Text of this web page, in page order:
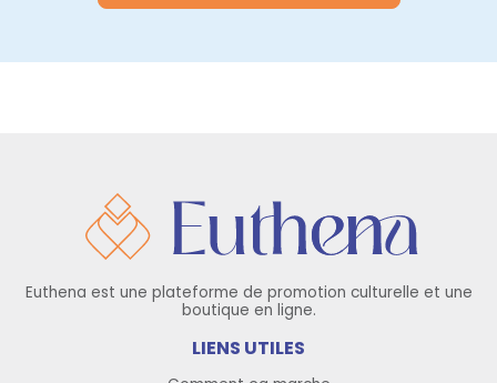
Euthena est une plateforme de promotion culturelle et une
boutique en ligne.
LIENS UTILES